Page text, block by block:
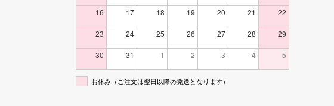
16 17 18 19 20 21 22
23 24 25 26 27 28 29
30 31 1 2 3 4 5
お休み（ご注文は翌日以降の発送となります）